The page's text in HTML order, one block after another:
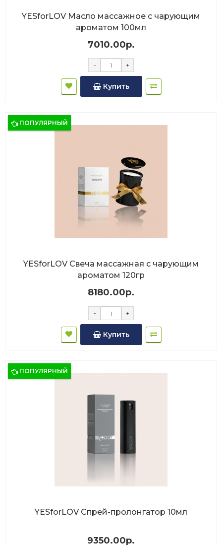
YESforLOV Масло массажное с чарующим
ароматом 100мл
7010.00р.
- +
Купить
ПОПУЛЯРНЫЙ
YESforLOV Свеча массажная с чарующим
ароматом 120гр
8180.00р.
- +
Купить
ПОПУЛЯРНЫЙ
YESforLOV Спрей-пролонгатор 10мл
9350.00р.